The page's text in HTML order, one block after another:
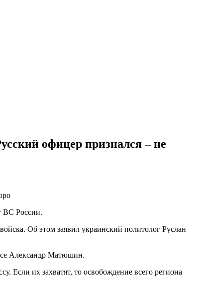
офицер признался – не
ВС России.
Об этом заявил украинский политолог Руслан
Александр Матюшин.
Если их захватят, то освобождение всего региона